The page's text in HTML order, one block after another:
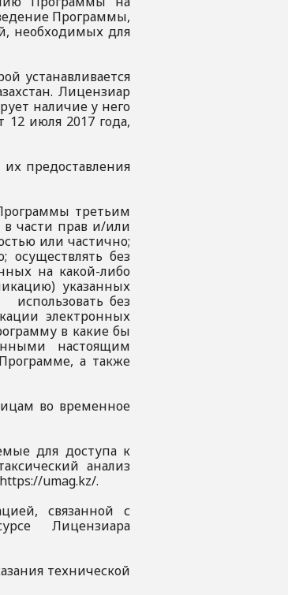
Программы,
необходимых для
устанавливается
Лицензиар
наличие у него
12 июля 2017 года,
предоставления
третьим
части прав и/или
или частично;
без
на какой-либо
указанных
без
электронных
в какие бы
настоящим
а также
во временное
для доступа к
анализ
umag.kz/.
связанной с
Лицензиара
технической